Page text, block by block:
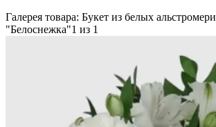
Галерея товара: Букет из белых
"Белоснежка"1 из 1